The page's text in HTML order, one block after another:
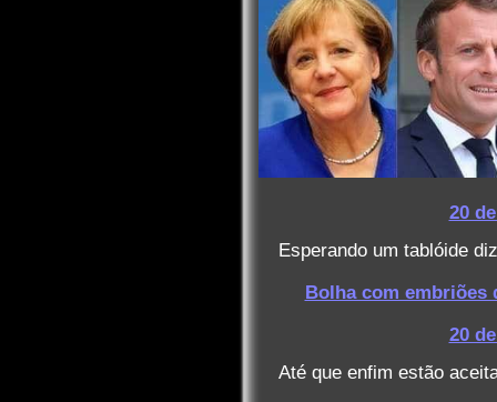
20
Esperando um tablóide
Bolha com embriões
20
Até que enfim estão